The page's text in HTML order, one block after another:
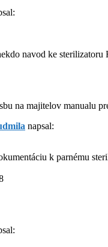
navod ke
na majitelov manualu
napsal:
k parnému